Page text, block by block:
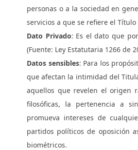
personas o a la sociedad en
servicios a que se refiere el Título
Dato Privado: Es el dato que
(Fuente: Ley Estatutaria 1266 de
Datos sensibles: Para los
que afectan la intimidad del
aquellos que revelen el origen
filosóficas, la pertenencia a
promueva intereses de
partidos políticos de oposición
biométricos.